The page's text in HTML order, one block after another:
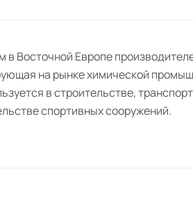
Восточной Европе
на рынке химической
в строительстве,
спортивных сооружений.